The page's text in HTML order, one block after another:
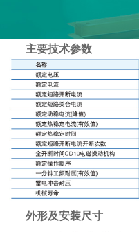
主要技术参数
外形及安装尺寸